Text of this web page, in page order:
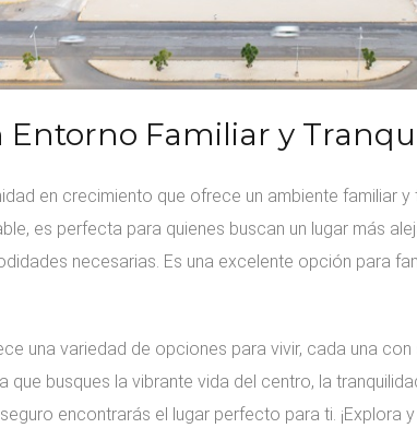
Entorno Familiar y
en crecimiento que ofrece un ambiente familiar
es perfecta para quienes buscan un lugar más
necesarias. Es una excelente opción para
una variedad de opciones para vivir, cada una
que busques la vibrante vida del centro, la
encontrarás el lugar perfecto para ti. ¡Explora